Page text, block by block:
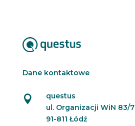
Dane kontaktowe

questus
ul. Organizacji WiN 83/7
91-811 Łódź